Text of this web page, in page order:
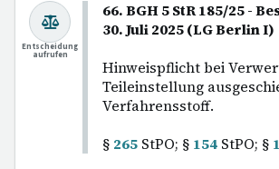
66. BGH 5 StR 185/25 -
30. Juli 2025 (LG Berlin I)
Hinweispflicht bei
Teileinstellung
Verfahrensstoff.
§ 265 StPO; § 154 StPO; §
Entscheidung
aufrufen